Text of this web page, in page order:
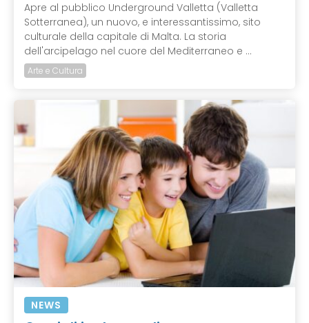
Apre al pubblico Underground Valletta (Valletta
Sotterranea), un nuovo, e interessantissimo, sito
culturale della capitale di Malta. La storia
dell'arcipelago nel cuore del Mediterraneo e ...
Arte e Cultura
NEWS